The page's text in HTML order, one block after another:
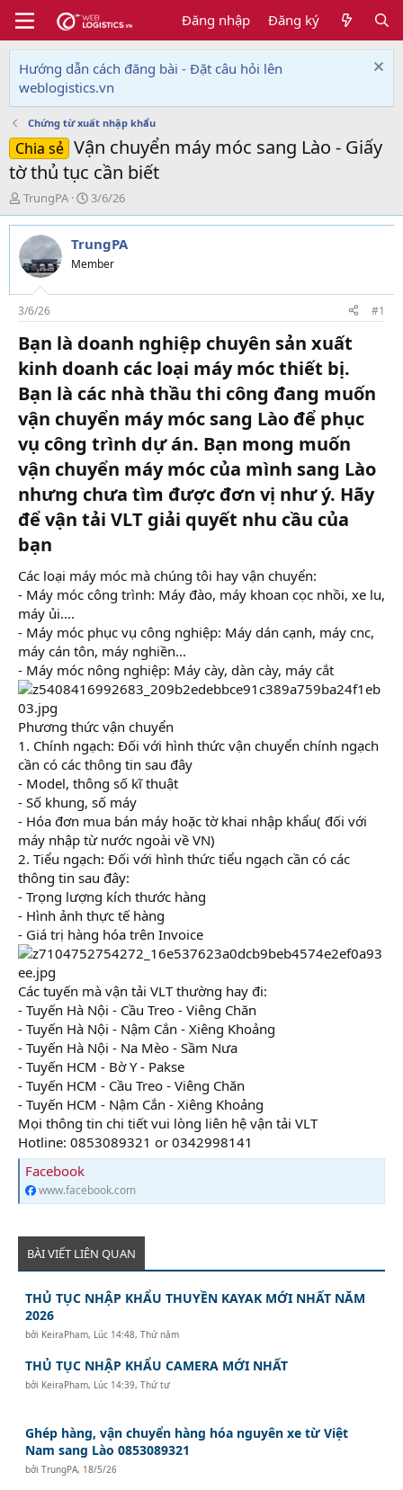
Đăng nhập Đăng ký
Hướng dẫn cách đăng bài - Đặt câu hỏi lên
weblogistics.vn
Chứng từ xuất nhập khẩu
Chia sẻ Vận chuyển máy móc sang Lào - Giấy
tờ thủ tục cần biết
T
h
r
e
a
d
s
t
a
r
e
r
TrungPA
N
g
à
y
g
i
3/6/26
TrungPA
Member
3/6/26 #1
Bạn là doanh nghiệp chuyên sản xuất
kinh doanh các loại máy móc thiết bị.
Bạn là các nhà thầu thi công đang muốn
vận chuyển máy móc sang Lào để phục
vụ công trình dự án. Bạn mong muốn
vận chuyển máy móc của mình sang Lào
nhưng chưa tìm được đơn vị như ý. Hãy
để vận tải VLT giải quyết nhu cầu của
bạn​
Các loại máy móc mà chúng tôi hay vận chuyển:
- Máy móc công trình: Máy đào, máy khoan cọc nhồi, xe lu,
máy ủi....
- Máy móc phục vụ công nghiệp: Máy dán cạnh, máy cnc,
máy cán tôn, máy nghiền...
- Máy móc nông nghiệp: Máy cày, dàn cày, máy cắt
Phương thức vận chuyển
1. Chính ngạch: Đối với hình thức vận chuyển chính ngạch
cần có các thông tin sau đây
- Model, thông số kĩ thuật
- Số khung, số máy
- Hóa đơn mua bán máy hoặc tờ khai nhập khẩu( đối với
máy nhập từ nước ngoài về VN)
2. Tiểu ngạch: Đối với hình thức tiểu ngạch cần có các
thông tin sau đây:
- Trọng lượng kích thước hàng
- Hình ảnh thực tế hàng
- Giá trị hàng hóa trên Invoice
Các tuyến mà vận tải VLT thường hay đi:
- Tuyến Hà Nội - Cầu Treo - Viêng Chăn
- Tuyến Hà Nội - Nậm Cắn - Xiêng Khoảng
- Tuyến Hà Nội - Na Mèo - Sầm Nưa
- Tuyến HCM - Bờ Y - Pakse
- Tuyến HCM - Cầu Treo - Viêng Chăn
- Tuyến HCM - Nậm Cắn - Xiêng Khoảng
Mọi thông tin chi tiết vui lòng liên hệ vận tải VLT
Hotline: 0853089321 or 0342998141
Facebook
www.facebook.com
BÀI VIẾT LIÊN QUAN
THỦ TỤC NHẬP KHẨU THUYỀN KAYAK MỚI NHẤT NĂM
2026
bởi KeiraPham, Lúc 14:48, Thứ năm
THỦ TỤC NHẬP KHẨU CAMERA MỚI NHẤT
bởi KeiraPham, Lúc 14:39, Thứ tư
Ghép hàng, vận chuyển hàng hóa nguyên xe từ Việt
Nam sang Lào 0853089321
bởiTrungPA, 18/5/26